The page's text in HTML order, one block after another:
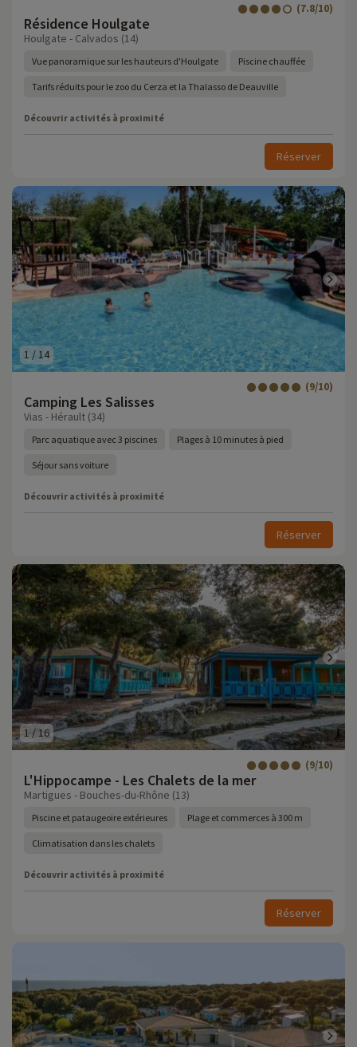
Résidence Houlgate
(7.8/10)
Houlgate - Calvados (14)
Vue panoramique sur les hauteurs d'Houlgate Piscine chauffée
Tarifs réduits pour le zoo du Cerza et la Thalasso de Deauville
Découvrir activités à proximité
Réserver
1 /14
Camping Les Salisses
(9/10)
Vias - Hérault (34)
Parc aquatique avec 3 piscines Plages à 10 minutes à pied
Séjour sans voiture
Découvrir activités à proximité
Réserver
1 / 16
L'Hippocampe - Les Chalets de la mer
(9/10)
Martigues - Bouches-du-Rhône (13)
Piscine et pataugeoire extérieures Plage et commerces à 300 m
Climatisation dans les chalets
Découvrir activités à proximité
Réserver